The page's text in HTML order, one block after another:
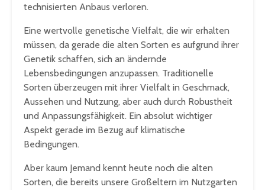
technisierten Anbaus verloren.
Eine wertvolle genetische Vielfalt, die wir erhalten
müssen, da gerade die alten Sorten es aufgrund ihrer
Genetik schaffen, sich an ändernde
Lebensbedingungen anzupassen. Traditionelle
Sorten überzeugen mit ihrer Vielfalt in Geschmack,
Aussehen und Nutzung, aber auch durch Robustheit
und Anpassungsfähigkeit. Ein absolut wichtiger
Aspekt gerade im Bezug auf klimatische
Bedingungen.
Aber kaum Jemand kennt heute noch die alten
Sorten, die bereits unsere Großeltern im Nutzgarten